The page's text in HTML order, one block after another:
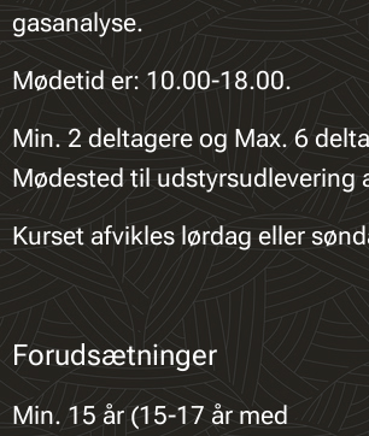
gasanalyse.
Mødetid er: 10.00-18.00.
Min. 2 deltagere og Max. 6
Mødested til udstyrsudlevering
Kurset afvikles lørdag eller
Forudsætninger
Min. 15 år (15-17 år med